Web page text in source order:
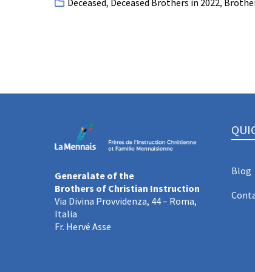
Deceased, Deceased Brothers in 2022,
Generalate of the
Brothers of Christian Instruction
Via Divina Provvidenza, 44 – Roma,
Italia
Fr. Hervé Asse
Blog